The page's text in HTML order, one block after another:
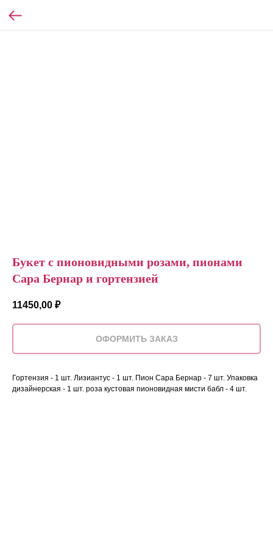
Букет с пионовидными розами, пионами
Сара Бернар и гортензией
11450,00 ₽
ОФОРМИТЬ ЗАКАЗ
Гортензия - 1 шт. Лизиантус - 1 шт. Пион Сара Бернар - 7 шт. Упаковка
дизайнерская - 1 шт. роза кустовая пионовидная мисти бабл - 4 шт.